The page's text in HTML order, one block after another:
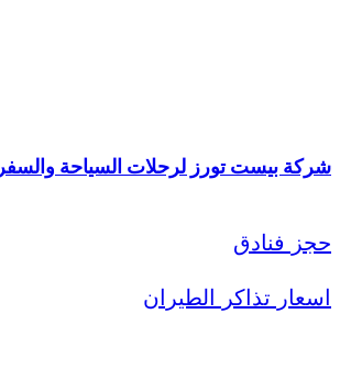
شركة بيست تورز لرحلات السياحة والسفر
حجز فنادق
اسعار تذاكر الطيران